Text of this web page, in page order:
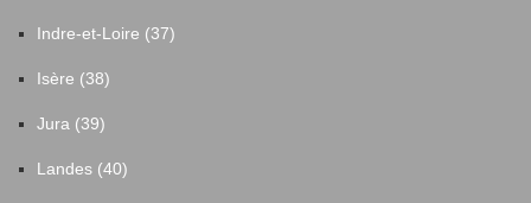
Indre-et-Loire (37)
Isère (38)
Jura (39)
Landes (40)